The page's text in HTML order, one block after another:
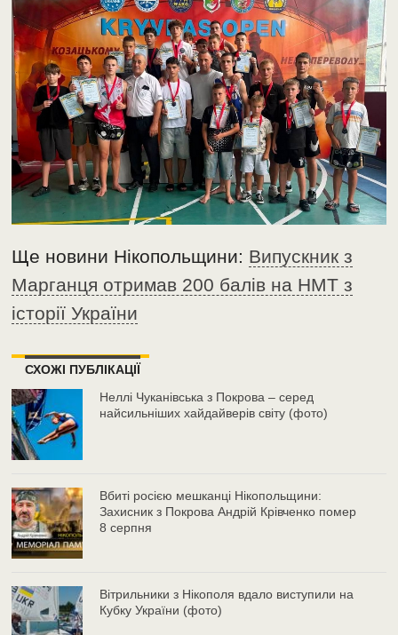
Ще новини Нікопольщини: Випускник з
Марганця отримав 200 балів на НМТ з
історії України
СХОЖІ ПУБЛІКАЦІЇ
Неллі Чуканівська з Покрова – серед
найсильніших хайдайверів світу (фото)
Вбиті росією мешканці Нікопольщини:
Захисник з Покрова Андрій Крівченко помер
8 серпня
Вітрильники з Нікополя вдало виступили на
Кубку України (фото)